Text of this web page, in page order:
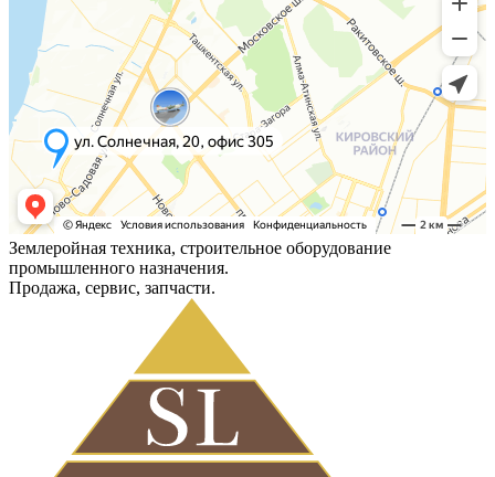
Землеройная техника, строительное оборудование
промышленного назначения.
Продажа, сервис, запчасти.